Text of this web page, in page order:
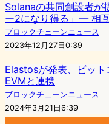
Solanaの共同創設者が
ー2になり得る」— 相
ブロックチェーンニュース
2023年12月27日0:39
Elastosが発表、ビッ
EVMと連携
ブロックチェーンニュース
2024年3月21日6:39